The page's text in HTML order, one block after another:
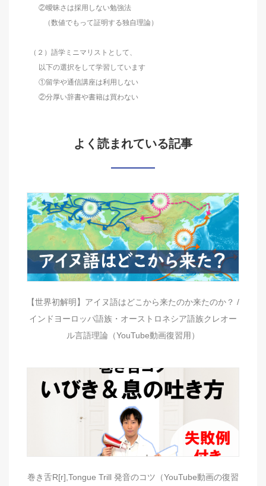
②曖昧さは採用しない勉強法
（数値でもって証明する独自理論）
（２）語学ミニマリストとして、
以下の選択をして学習しています
①留学や通信講座は利用しない
②分厚い辞書や書籍は買わない
よく読まれている記事
【世界初解明】アイヌ語はどこから来たのか来たのか？ /
インドヨーロッパ語族・オーストロネシア語族クレオー
ル言語理論（YouTube動画復習用）
巻き舌R[r],Tongue Trill 発音のコツ（YouTube動画の復習